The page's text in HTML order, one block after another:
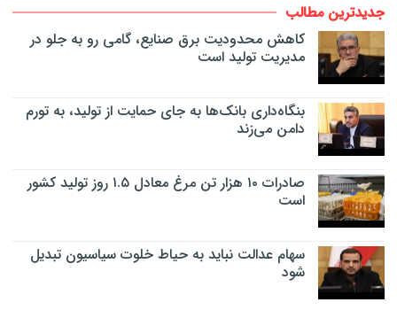
جدیدترین مطالب
کاهش محدودیت برق صنایع، گامی رو به جلو در
مدیریت تولید است
بنگاه‌داری بانک‌ها به جای حمایت از تولید، به تورم
دامن می‌زند
صادرات ۱۰ هزار تن مرغ معادل ۱.۵ روز تولید کشور
است
سهام عدالت نباید به حیاط خلوت سیاسیون تبدیل
شود